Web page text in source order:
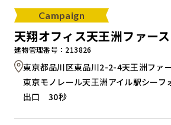
Campaign
天翔オフィス天王洲ファー
建物管理番号：213826
東京都品川区東品川2-2-4天王洲ファ
東京モノレール天王洲アイル駅シーフ
出口 30秒